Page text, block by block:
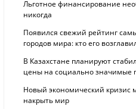
Льготное финансирование
никогда
Появился свежий рейтинг
городов мира: кто его
В Казахстане планируют
цены на социально значимые
Новый экономический кризис
накрыть мир